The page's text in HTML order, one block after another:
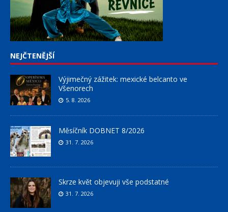
NEJČTENĚJŠÍ
Výjimečný zážitek: mexické belcanto ve
Všenorech
5. 8. 2026
Měsíčník DOBNET 8/2026
31. 7. 2026
Skrze květ objevuji vše podstatné
31. 7. 2026